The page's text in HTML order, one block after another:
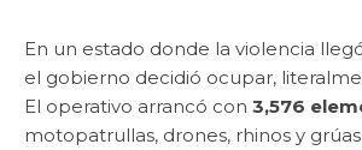
En un estado donde la violencia
el gobierno decidió ocupar,
El operativo arrancó con 3,576
motopatrullas, drones, rhinos y